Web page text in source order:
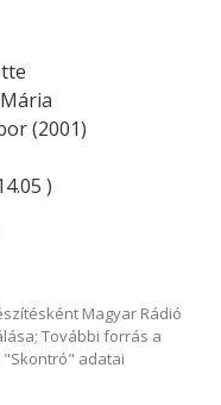
(2001)
)
Magyar Rádió
További forrás a
"Skontró" adatai